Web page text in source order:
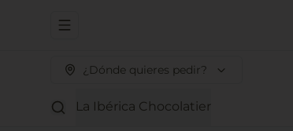
Abrir menu de navegación
¿Dónde quieres pedir?
La Ibérica Chocolatier